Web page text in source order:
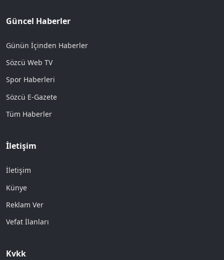
Güncel Haberler
Günün İçinden Haberler
Sözcü Web TV
Spor Haberleri
Sözcü E-Gazete
Tüm Haberler
İletişim
İletişim
Künye
Reklam Ver
Vefat İlanları
Kvkk